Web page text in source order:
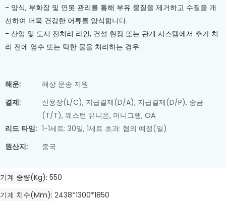
- 양식, 부화장 및 연못 관리를 통해 부유 물질을 제거하고 수질을 개
선하여 더욱 건강한 어류를 양식합니다.
- 산업 및 도시 전처리 라인, 건설 현장 또는 관개 시스템에서 추가 처
리 전에 염수 또는 탁한 물을 처리하는 경우.
해운:
해상 운송 지원
결제:
신용장(L/C), 지급결제(D/A), 지급결제(D/P), 송금
(T/T), 웨스턴 유니온, 머니그램, OA
리드 타임: 1-1세트: 30일, 1세트 초과: 협의 예정(일)
원산지:
중국
기계 중량(kg) 550
기계 치수(mm) 2438*1300*1850